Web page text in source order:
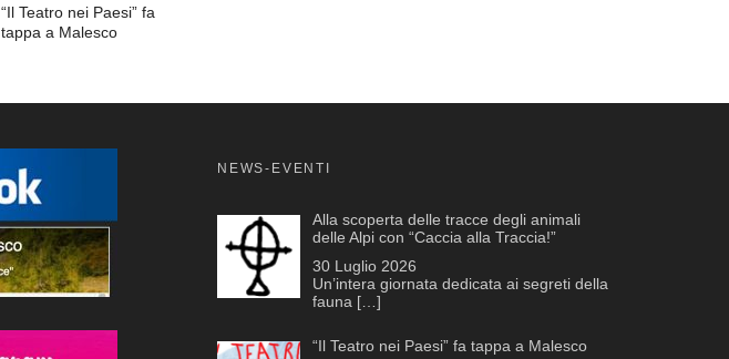
“Il Teatro nei Paesi” fa
tappa a Malesco
NEWS-EVENTI
Alla scoperta delle tracce degli animali
delle Alpi con “Caccia alla Traccia!”
30 Luglio 2026
Un’intera giornata dedicata ai segreti della
fauna […]
“Il Teatro nei Paesi” fa tappa a Malesco